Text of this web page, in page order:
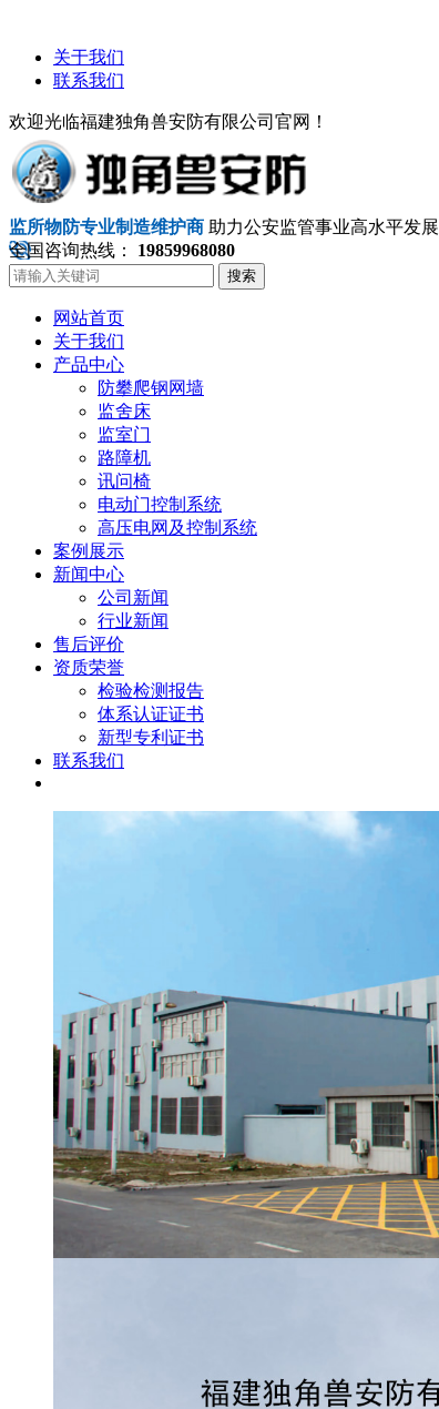
关于我们
联系我们
欢迎光临福建独角兽安防有限公司官网！
监所物防专业制造维护商 助力公安监管事业高水平发展
全国咨询热线：
19859968080
搜索
网站首页
关于我们
产品中心
防攀爬钢网墙
监舍床
监室门
路障机
讯问椅
电动门控制系统
高压电网及控制系统
案例展示
新闻中心
公司新闻
行业新闻
售后评价
资质荣誉
检验检测报告
体系认证证书
新型专利证书
联系我们